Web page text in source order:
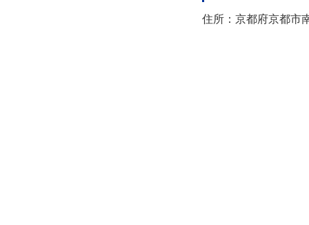
住所：京都府京都市